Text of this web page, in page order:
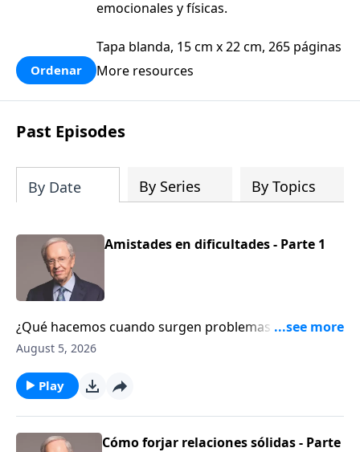
emocionales y físicas.
Tapa blanda, 15 cm x 22 cm, 265 páginas
Ordenar More resources
Past Episodes
By Date By Series By Topics
Amistades en dificultades - Parte 1
¿Qué hacemos cuando surgen problemas con
nuestros amigos? En este mensaje, el Dr. Stanley nos
buenas amistades y cómo restaurar las relaciones
dañadas. Descubra los principios que nos ayudan a
cultivar amistades que honren a Dios.
August 5, 2026
Play
Cómo forjar relaciones sólidas - Parte